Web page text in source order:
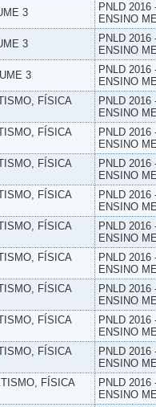
3
PNLD 2016
ENSINO
3
PNLD 2016
ENSINO
3
PNLD 2016
ENSINO
FÍSICA
PNLD 2016
ENSINO
FÍSICA
PNLD 2016
ENSINO
FÍSICA
PNLD 2016
ENSINO
FÍSICA
PNLD 2016
ENSINO
FÍSICA
PNLD 2016
ENSINO
FÍSICA
PNLD 2016
ENSINO
FÍSICA
PNLD 2016
ENSINO
FÍSICA
PNLD 2016
ENSINO
FÍSICA
PNLD 2016
ENSINO
FÍSICA
PNLD 2016
ENSINO